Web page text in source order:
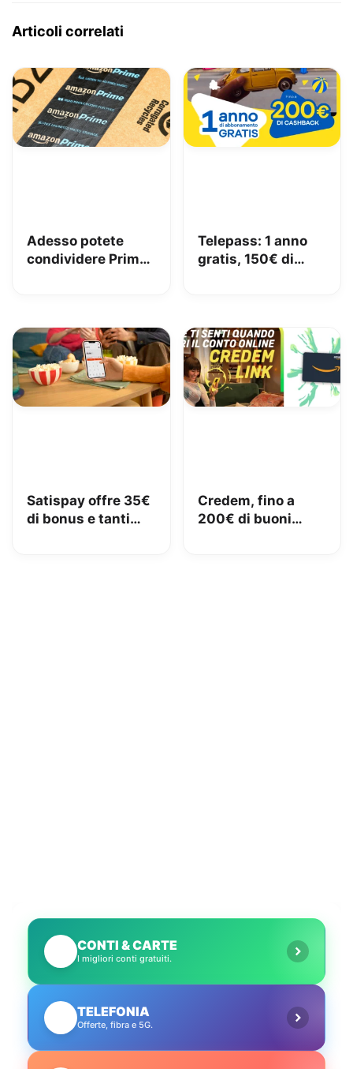
Articoli correlati
Adesso potete
condividere Prime
Telepass: 1 anno
gratis, 150€ di
Satispay offre 35€
di bonus e tanti
Credem, fino a
200€ di buoni
CONTI & CARTE
I migliori conti gratuiti.
TELEFONIA
Offerte, fibra e 5G.